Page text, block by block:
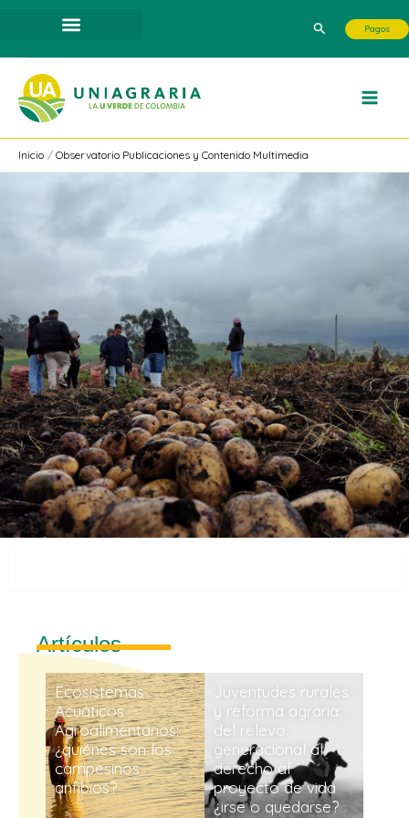
contenido
Buscar Pagos
Inicio Observatorio Publicaciones y Contenido Multimedia
Artículos
Ecosistemas
Acuáticos
Agroalimentarios:
¿quiénes son los
campesinos
anfibios?
Juventudes rurales
y reforma agraria:
del relevo
generacional al
derecho al
proyecto de vida
¿irse o quedarse?